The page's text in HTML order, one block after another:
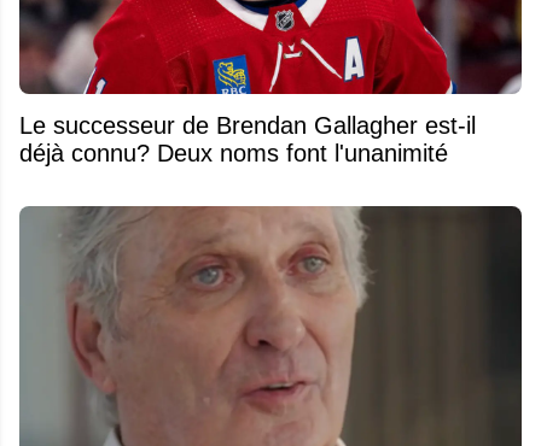
Le successeur de Brendan Gallagher est-il
déjà connu? Deux noms font l'unanimité